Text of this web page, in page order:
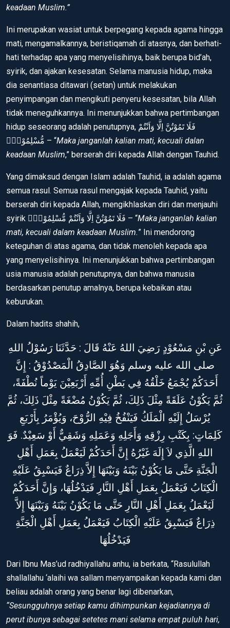
keadaan Muslim.”
Ini merupakan wasiat untuk berpegang kepada agama hingga
mati, mengamalkannya, beristiqamah di atasnya, dan berhati-
hati terhadap apa yang menyelisihinya, baik berupa bid’ah,
syirik, dan ajakan kesesatan. Selama manusia hidup, maka
dia senantiasa ditawari (setan) untuk melakukan
penyimpangan dan mengikuti penyeru kesesatan, bila Allah
tidak meneguhkannya. Ini menunjukkan bahwa pertimbangan
hidup seseorang adalah penutupnya, فَلَا تَمُوْتُنَّ اِلَّا وَاَنْتُمْ
مُّسْلِمُوْنَۗ – “Maka janganlah kalian mati, kecuali dalan
keadaan Muslim,” berserah diri kepada Allah dengan Tauhid.
Yang dimaksud dengan Islam adalah Tauhid, ia adalah agama
semua rasul. Semua rasul mengajak kepada Tauhid, yaitu
berserah diri kepada Allah, mengikhlaskan diri dan menjauhi
syirik فَلَا تَمُوْتُنَّ اِلَّا وَاَنْتُمْ مُّسْلِمُوْنَۗ – “Maka janganlah kalian
mati, kecuali dalam keadaan Muslim.” Ini mendorong
keteguhan di atas agama, dan tidak menoleh kepada apa
yang menyelisihinya. Ini menunjukkan bahwa pertimbangan
usia manusia adalah penutupnya, dan bahwa manusia
berdasarkan penutup amalnya, berupa kebaikan atau
keburukan.
Dalam hadits shahih,
عَنِ بْنِ مَسْعُوْدٍ رَضِيَ اللهُ عَنْهُ قَالَ : حَدَّثَنَا رَسُوْلُ اللهِ
صلى الله عليه وسلم وَهُوَ الصَّادِقُ الْمَصْدُوْقُ : إِنَّ
أَحَدَكُمْ يُجْمَعُ خَلْقُهُ فِي بَطْنِ أُمِّهِ أَرْبَعِيْنَ يَوْماً نُطْفَةً،
ثُمَّ يَكُوْنُ عَلَقَةً مِثْلَ ذَلِكَ، ثُمَّ يَكُوْنُ مُضْغَةً مِثْلَ ذَلِكَ، ثُمَّ
يُرْسَلُ إِلَيْهِ الْمَلَكُ فَيَنْفُخُ فِيْهِ الرُّوْحَ، وَيُؤْمَرُ بِأَرْبَعِ
كَلِمَاتٍ: بِكَتْبِ رِزْقِهِ وَأَجَلِهِ وَعَمَلِهِ وَشَقِيٌّ أَوْ سَعِيْدٌ. فَوَ
اللهِ الَّذِي لاَ إِلَهَ غَيْرُهُ إِنَّ أَحَدَكُمْ لَيَعْمَلُ بِعَمَلِ أَهْلِ
الْجَنَّةِ حَتَّى مَا يَكُوْنُ بَيْنَهُ وَبَيْنَهَا إِلاَّ ذِرَاعٌ فَيَسْبِقُ عَلَيْهِ
الْكِتَابُ فَيَعْمَلُ بِعَمَلِ أَهْلِ النَّارِ فَيَدْخُلُهَا، وَإِنَّ أَحَدَكُمْ
لَيَعْمَلُ بِعَمَلِ أَهْلِ النَّارِ حَتَّى مَا يَكُوْنُ بَيْنَهُ وَبَيْنَهَا إِلاَّ
ذِرَاعٌ فَيَسْبِقُ عَلَيْهِ الْكِتَابُ فَيَعْمَلُ بِعَمَلِ أَهْلِ الْجَنَّةِ
فَيَدْخُلُهَا
Dari Ibnu Mas’ud radhiyallahu anhu, ia berkata, “Rasulullah
shallallahu ‘alaihi wa sallam menyampaikan kepada kami dan
beliau adalah orang yang benar lagi dibenarkan,
“Sesungguhnya setiap kamu dihimpunkan kejadiannya di
perut ibunya sebagai setetes mani selama empat puluh hari,